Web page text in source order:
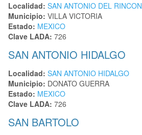
Localidad: SAN ANTONIO DEL RINCON
Municipio: VILLA VICTORIA
Estado: MEXICO
Clave LADA: 726
SAN ANTONIO HIDALGO
Localidad: SAN ANTONIO HIDALGO
Municipio: DONATO GUERRA
Estado: MEXICO
Clave LADA: 726
SAN BARTOLO